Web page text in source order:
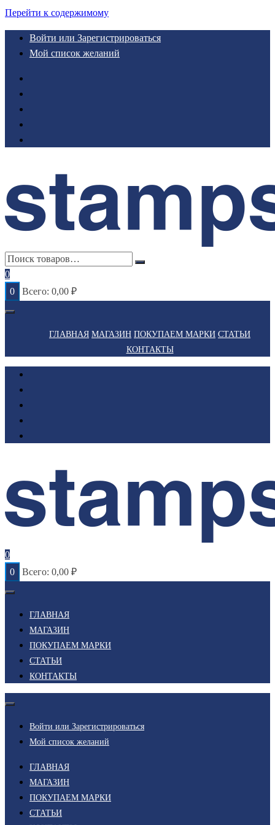
Перейти к содержимому
Войти или Зарегистрироваться
Мой список желаний
0
0
Всего: 0,00 ₽
ГЛАВНАЯ МАГАЗИН ПОКУПАЕМ МАРКИ СТАТЬИ
КОНТАКТЫ
0
0
Всего: 0,00 ₽
ГЛАВНАЯ
МАГАЗИН
ПОКУПАЕМ МАРКИ
СТАТЬИ
КОНТАКТЫ
Войти или Зарегистрироваться
Мой список желаний
ГЛАВНАЯ
МАГАЗИН
ПОКУПАЕМ МАРКИ
СТАТЬИ